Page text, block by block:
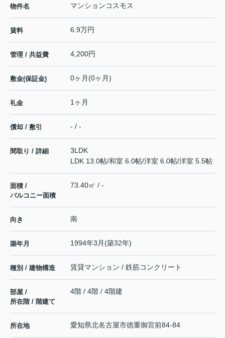
物件名 マンションコスモス
賃料 6.9万円
管理 / 共益費 4,200円
敷金(保証金) 0ヶ月(0ヶ月)
礼金 1ヶ月
償却 / 敷引 - / -
間取り / 詳細
3LDK
LDK 13.0帖/和室 6.0帖/洋室 6.0帖/洋室 5.5帖
面積 /
バルコニー面積
73.40㎡ / -
向き 南
築年月 1994年3月(築32年)
種別 / 建物構造 賃貸マンション / 鉄筋コンクリート
部屋 /
所在階 / 階建て
4階 / 4階 / 4階建
所在地 愛知県北名古屋市徳重御宮前84-84